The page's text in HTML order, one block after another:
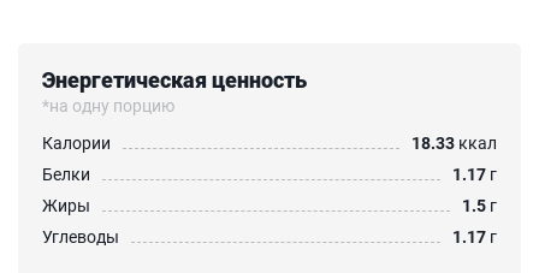
Энергетическая ценность
*на одну порцию
Калории
18.33 ккал
Белки
1.17 г
Жиры
1.5 г
Углеводы
1.17 г